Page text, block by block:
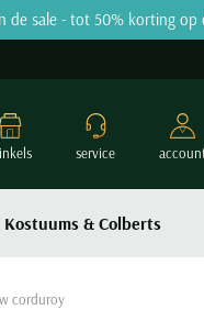
de sale - tot 50% korting op
Kostuums & Colberts
service
corduroy